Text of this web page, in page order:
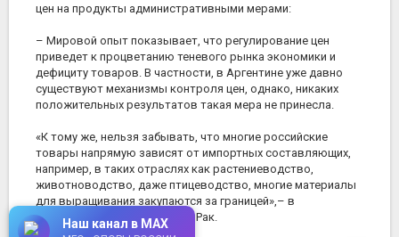
цен на продукты административными мерами:
– Мировой опыт показывает, что регулирование цен
приведет к процветанию теневого рынка экономики и
дефициту товаров. В частности, в Аргентине уже давно
существуют механизмы контроля цен, однако, никаких
положительных результатов такая мера не принесла.
«К тому же, нельзя забывать, что многие российские
товары напрямую зависят от импортных составляющих,
например, в таких отраслях как растениеводство,
животноводство, даже птицеводство, многие материалы
для выращивания закупаются за границей»,– в
завершение добавил Сергей Рак.
Наш канал в MAX